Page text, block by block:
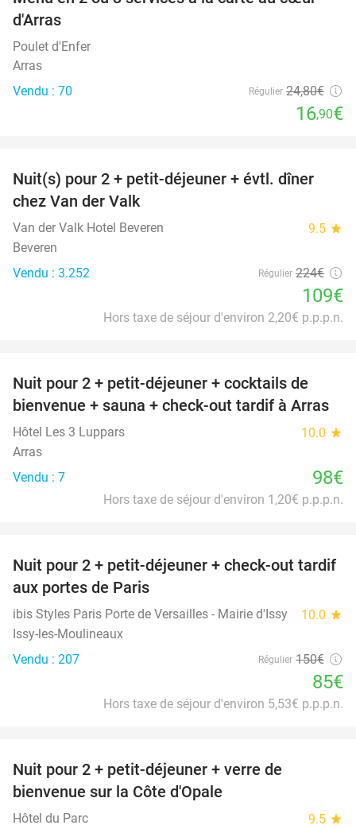
d'Arras
Poulet d'Enfer
Arras
Vendu : 70
Régulier 24,80€
16,90€
51%
Nuit(s) pour 2 + petit-déjeuner + évtl. dîner
chez Van der Valk
Van der Valk Hotel Beveren 9.5 star
Beveren
Vendu : 3.252
Régulier 224€
109€
Hors taxe de séjour d'environ 2,20€ p.p.p.n.
Nuit pour 2 + petit-déjeuner + cocktails de
bienvenue + sauna + check-out tardif à Arras
Hôtel Les 3 Luppars 10.0 star
Arras
Vendu : 7
98€
Hors taxe de séjour d'environ 1,20€ p.p.p.n.
43%
Nuit pour 2 + petit-déjeuner + check-out tardif
aux portes de Paris
ibis Styles Paris Porte de Versailles - Mairie d'Issy 10.0 star
Issy-les-Moulineaux
Vendu : 207
Régulier 150€
85€
Hors taxe de séjour d'environ 5,53€ p.p.p.n.
Nuit pour 2 + petit-déjeuner + verre de
bienvenue sur la Côte d'Opale
Hôtel du Parc 9.5 star